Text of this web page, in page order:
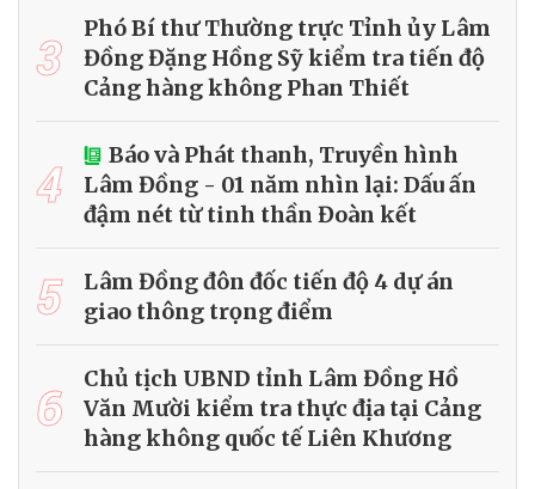
3
Phó Bí thư Thường trực Tỉnh ủy Lâm
Đồng Đặng Hồng Sỹ kiểm tra tiến độ
Cảng hàng không Phan Thiết
4
Báo và Phát thanh, Truyền hình
Lâm Đồng - 01 năm nhìn lại: Dấu ấn
đậm nét từ tinh thần Đoàn kết
5
Lâm Đồng đôn đốc tiến độ 4 dự án
giao thông trọng điểm
6
Chủ tịch UBND tỉnh Lâm Đồng Hồ
Văn Mười kiểm tra thực địa tại Cảng
hàng không quốc tế Liên Khương